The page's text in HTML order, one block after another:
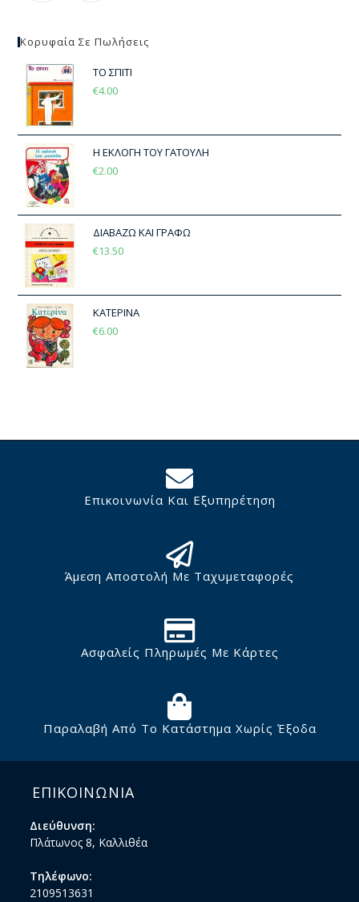
Κορυφαία Σε Πωλήσεις
ΤΟ ΣΠΙΤΙ
€4.00
Η ΕΚΛΟΓΗ ΤΟΥ ΓΑΤΟΥΛΗ
€2.00
ΔΙΑΒΑΖΩ ΚΑΙ ΓΡΑΦΩ
€13.50
ΚΑΤΕΡΙΝΑ
€6.00
Επικοινωνία Και Εξυπηρέτηση
Άμεση Αποστολή Με Ταχυμεταφορές
Ασφαλείς Πληρωμές Με Κάρτες
Παραλαβή Από Το Κατάστημα Χωρίς Έξοδα
ΕΠΙΚΟΙΝΩΝΙΑ
Διεύθυνση:
Πλάτωνος 8, Καλλιθέα
Τηλέφωνο:
2109513631